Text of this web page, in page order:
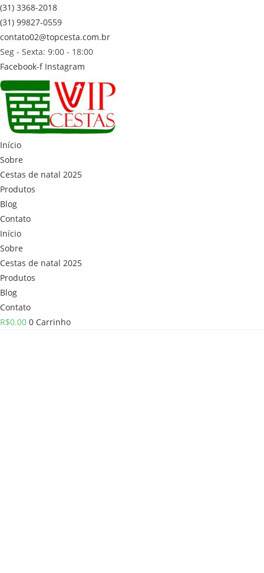
(31) 3368-2018
(31) 99827-0559
contato02@topcesta.com.br
Seg - Sexta: 9:00 - 18:00
Facebook-f Instagram
Início
Sobre
Cestas de natal 2025
Produtos
Blog
Contato
Início
Sobre
Cestas de natal 2025
Produtos
Blog
Contato
R$0.00 0 Carrinho